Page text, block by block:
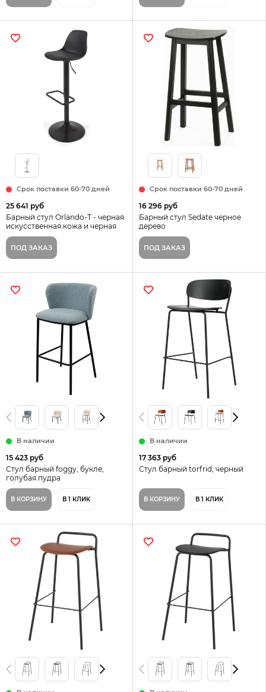
Срок поставки 60-70 дней
25 641 руб
Барный стул Orlando-T - черная
искусственная кожа и черная
матовая сталь Испания
ПОД ЗАКАЗ
Срок поставки 60-70 дней
16 296 руб
Барный стул Sedate черное
дерево
ПОД ЗАКАЗ
В наличии
15 423 руб
Стул барный foggy, букле,
голубая пудра
В КОРЗИНУ В 1 КЛИК
В наличии
17 363 руб
Стул барный torfrid, черный
В КОРЗИНУ В 1 КЛИК